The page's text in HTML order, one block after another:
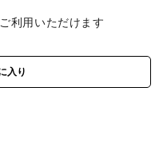
ご利用いただけます